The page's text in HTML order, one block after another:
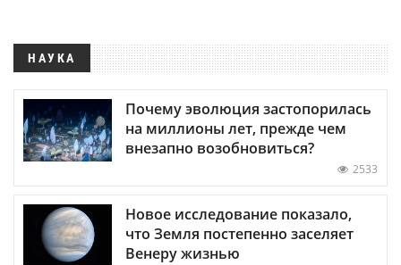
НАУКА
Почему эволюция застопорилась
на миллионы лет, прежде чем
внезапно возобновиться?
2533
Новое исследование показало,
что Земля постепенно заселяет
Венеру жизнью